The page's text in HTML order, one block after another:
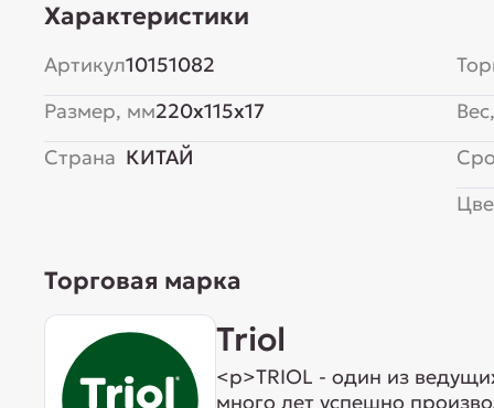
Характеристики
Артикул10151082
Размер, мм220x115x17
Страна КИТАЙ
Торговая марка
Triol
<p>TRIOL - один из
много лет успешно